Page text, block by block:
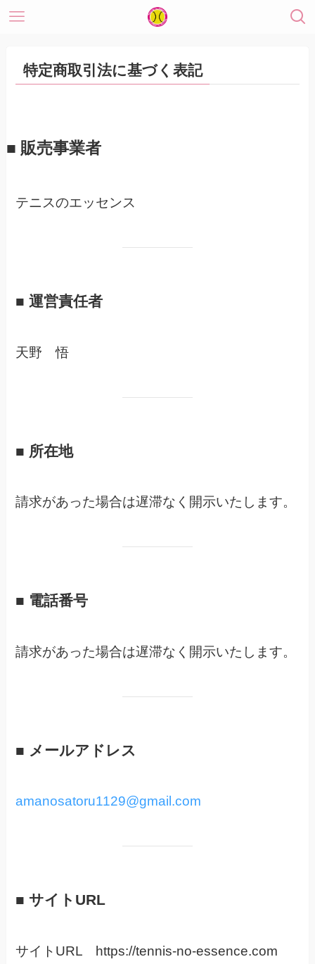
特定商取引法に基づく表記
■ 販売事業者
テニスのエッセンス
■ 運営責任者
天野 悟
■ 所在地
請求があった場合は遅滞なく開示いたします。
■ 電話番号
請求があった場合は遅滞なく開示いたします。
■ メールアドレス
amanosatoru1129@gmail.com
■ サイトURL
サイトURL https://tennis-no-essence.com